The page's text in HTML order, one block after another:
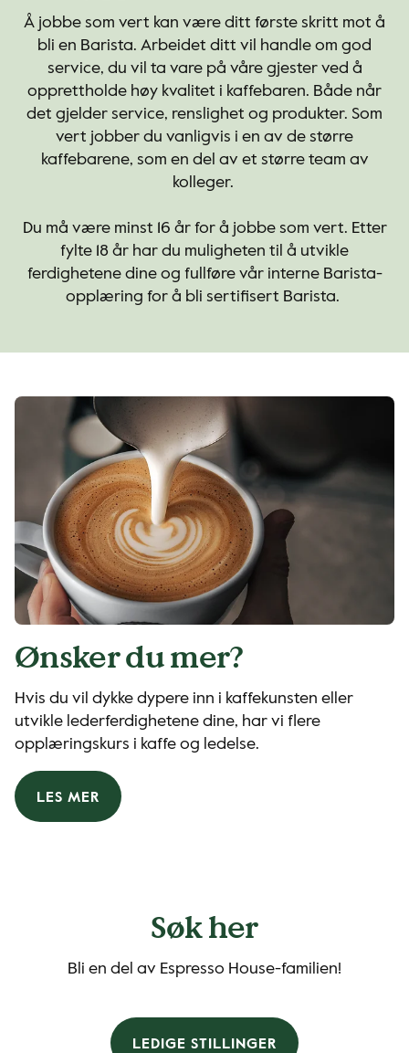
Å jobbe som vert kan være ditt første skritt mot å
bli en Barista. Arbeidet ditt vil handle om god
service, du vil ta vare på våre gjester ved å
opprettholde høy kvalitet i kaffebaren. Både når
det gjelder service, renslighet og produkter. Som
vert jobber du vanligvis i en av de større
kaffebarene, som en del av et større team av
kolleger.
Du må være minst 16 år for å jobbe som vert. Etter
fylte 18 år har du muligheten til å utvikle
ferdighetene dine og fullføre vår interne Barista-
Ønsker du mer?
Hvis du vil dykke dypere inn i kaffekunsten eller
utvikle lederferdighetene dine, har vi flere
opplæringskurs i kaffe og ledelse.
LES MER
Søk her
Bli en del av Espresso House-familien!
LEDIGE STILLINGER